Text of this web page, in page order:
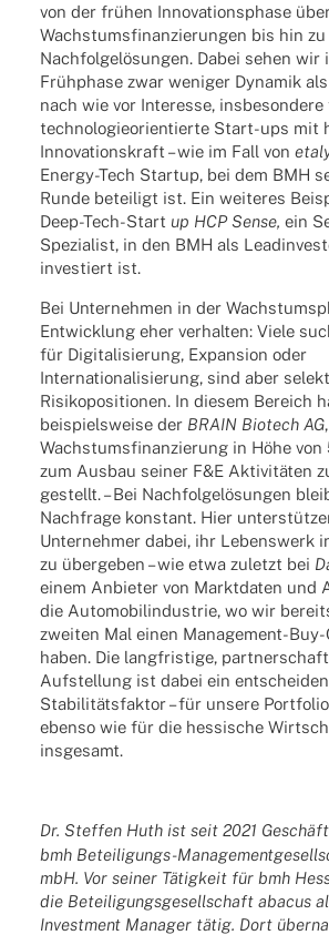
von der frühen Inno­va­ti­ons­phase
Wachs­tums­fi­nan­zie­run­gen bis hin zu
Nach­fol­ge­lö­sun­gen. Dabei sehen wir
Früh­phase zwar weni­ger Dyna­mik
nach wie vor Inter­esse,
tech­no­lo­gie­ori­en­tierte Start-ups mit
Inno­va­ti­ons­kraft – wie im Fall von
Energy-Tech Startup, bei dem BMH
Runde betei­ligt ist. Ein weite­res
Deep-Tech-Start up HCP Sense, ein
Spezia­list, in den BMH als
inves­tiert ist.
Bei Unter­neh­men in der
Entwick­lung eher verhal­ten: Viele
für Digi­ta­li­sie­rung, Expan­sion oder
Inter­na­tio­na­li­sie­rung, sind aber
Risi­ko­po­si­tio­nen. In diesem Bereich
beispiels­weise der BRAIN Biotech AG
Wachs­tums­fi­nan­zie­rung in Höhe von
zum Ausbau seiner F&E Akti­vi­tä­ten
gestellt. – Bei Nach­fol­ge­lö­sun­gen
Nach­frage konstant. Hier
Unter­neh­mer dabei, ihr Lebens­werk
zu über­ge­ben – wie etwa zuletzt bei
einem Anbie­ter von Markt­da­ten und
die Auto­mo­bil­in­dus­trie, wo wir
zwei­ten Mal einen Manage­ment-
haben. Die lang­fris­tige,
Aufstel­lung ist dabei ein
Stabi­li­täts­fak­tor – für unsere
ebenso wie für die hessi­sche
insgesamt.
Dr. Stef­fen Huthist seit 2021
bmh Betei­li­gungs-
mbH. Vor seiner Tätig­keit für bmh
die Betei­li­gungs­ge­sell­schaft abacus
Invest­ment Mana­ger tätig. Dort